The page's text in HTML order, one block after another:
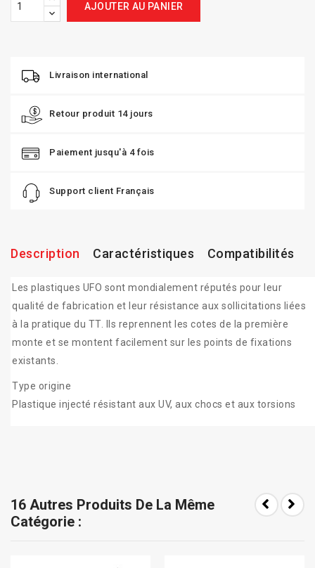
AJOUTER AU PANIER
Livraison international
Retour produit 14 jours
Paiement jusqu'à 4 fois
Support client Français
Description Caractéristiques Compatibilités
Les plastiques UFO sont mondialement réputés pour leur
qualité de fabrication et leur résistance aux sollicitations liées
à la pratique du TT. Ils reprennent les cotes de la première
monte et se montent facilement sur les points de fixations
existants.
Type origine
Plastique injecté résistant aux UV, aux chocs et aux torsions
16 Autres Produits De La Même
Catégorie :